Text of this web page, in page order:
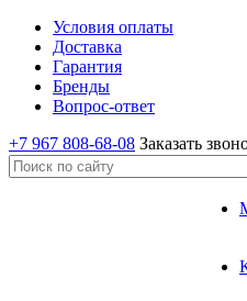
Условия оплаты
Доставка
Гарантия
Бренды
Вопрос-ответ
+7 967 808-68-08 Заказать